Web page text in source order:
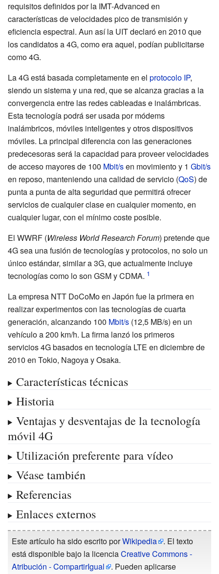
requisitos definidos por la IMT-Advanced en
características de velocidades pico de transmisión y
eficiencia espectral. Aun así la UIT declaró en 2010 que
los candidatos a 4G, como era aquel, podían publicitarse
como4G.
La 4G está basada completamente en el protocolo IP,
siendo un sistema y una red, que se alcanza gracias a la
convergencia entre las redes cableadas e inalámbricas.
Esta tecnología podrá ser usada por módems
inalámbricos, móviles inteligentes y otros dispositivos
móviles. La principal diferencia con las generaciones
predecesoras será la capacidad para proveer velocidades
de acceso mayores de 100 Mbit/sen movimiento y 1 Gbit/s
en reposo, manteniendo una calidad de servicio (QoS) de
punta a punta de alta seguridad que permitirá ofrecer
servicios de cualquier clase en cualquier momento, en
cualquier lugar, con el mínimo coste posible.
El WWRF (Wireless World Research Forum) pretende que
4G sea una fusión de tecnologías y protocolos, no solo un
único estándar, similar a 3G, que actualmente incluye
tecnologías como lo son GSM y CDMA.
La empresa NTT DoCoMo en Japón fue la primera en
realizar experimentos con las tecnologías de cuarta
generación, alcanzando 100 Mbit/s (12,5 MB/s) en un
vehículo a 200 km/h. La firma lanzó los primeros
servicios4G basados en tecnología LTE en diciembre de
2010 en Tokio, Nagoya y Osaka.
Características técnicas
Historia
Ventajas y desventajas de la tecnología
móvil 4G
Utilización preferente para vídeo
Véase también
Referencias
Enlaces externos
Este artículo ha sido escrito porWikipedia
. El texto
está disponible bajo la licenciaCreative Commons -
Atribución - CompartirIgual
. Pueden aplicarse